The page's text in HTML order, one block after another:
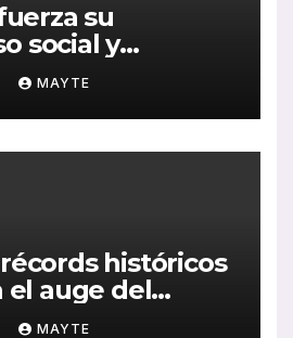
su
social y
con la
su Memoria
MAYTE
históricos
el auge del
en San
MAYTE